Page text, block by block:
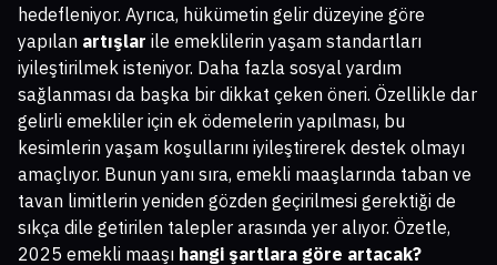
hedefleniyor. Ayrıca, hükümetin gelir düzeyine göre
yapılan artışlar ile emeklilerin yaşam standartları
iyileştirilmek isteniyor. Daha fazla sosyal yardım
sağlanması da başka bir dikkat çeken öneri. Özellikle dar
gelirli emekliler için ek ödemelerin yapılması, bu
kesimlerin yaşam koşullarını iyileştirerek destek olmayı
amaçlıyor. Bunun yanı sıra, emekli maaşlarında taban ve
tavan limitlerin yeniden gözden geçirilmesi gerektiği de
sıkça dile getirilen talepler arasında yer alıyor. Özetle,
2025 emekli maaşı hangi şartlara göre artacak?